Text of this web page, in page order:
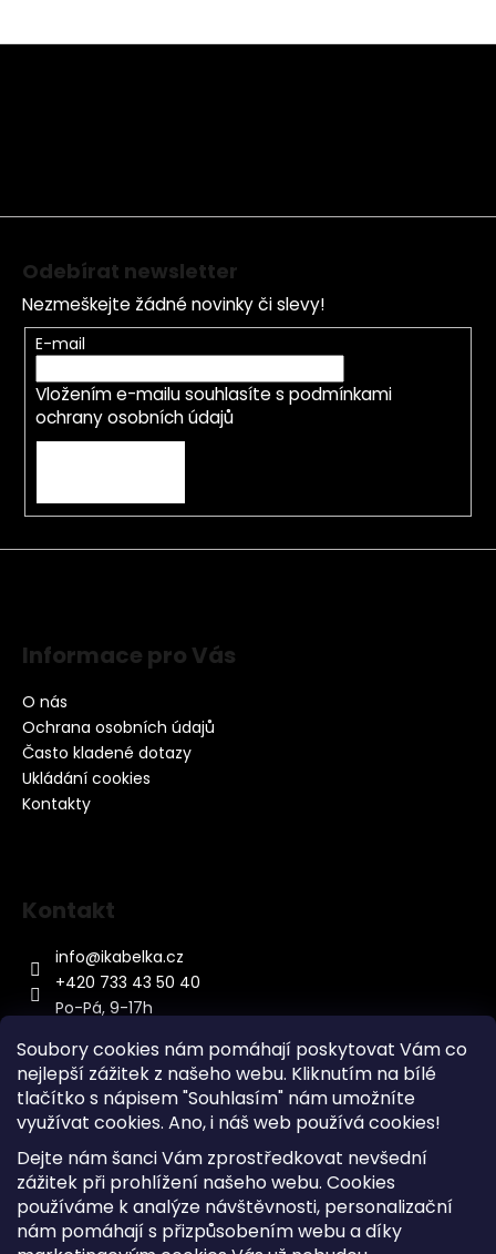
Soubory cookies nám pomáhají poskytovat Vám co
nejlepší zážitek z našeho webu. Kliknutím na bílé
tlačítko s nápisem "Souhlasím" nám umožníte
využívat cookies. Ano, i náš web používá cookies!
Dejte nám šanci Vám zprostředkovat nevšední
zážitek při prohlížení našeho webu. Cookies
používáme k analýze návštěvnosti, personalizační
nám pomáhají s přizpůsobením webu a díky
Z
Odebírat newsletter
Nezmeškejte žádné novinky či slevy!
E-mail
Vložením e-mailu souhlasíte s podmínkami
ochrany osobních údajů
Informace pro Vás
O nás
Ochrana osobních údajů
Často kladené dotazy
Ukládání cookies
Kontakty
Kontakt
info@ikabelka.cz
+420 733 43 50 40
Po-Pá, 9-17h
Kontakt
Sitemap
Doprava a Platba
Reklamace Zboží